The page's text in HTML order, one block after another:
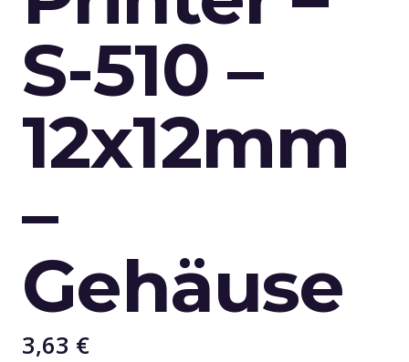
S-510 –
12x12mm
–
Gehäuse
3,63 €